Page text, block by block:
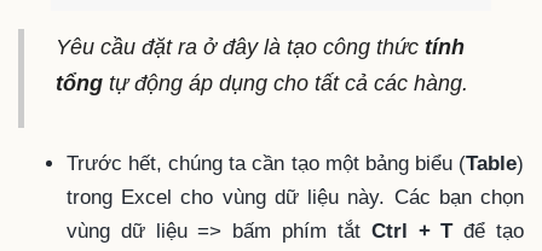
Yêu cầu đặt ra ở đây là tạo công thức tính
tổngtự động áp dụng cho tất cả các hàng.
Trước hết, chúng ta cần tạo một bảng biểu (Table)
trong Excel cho vùng dữ liệu này. Các bạn chọn
vùng dữ liệu => bấm phím tắt Ctrl + Tđể tạo